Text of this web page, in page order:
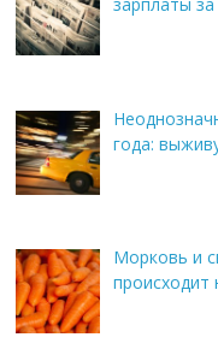
года:
Морковь и
происходит